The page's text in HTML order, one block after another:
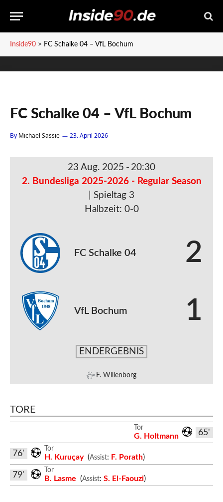
Inside90 > FC Schalke 04 – VfL Bochum
FC Schalke 04 – VfL Bochum
By Michael Sassie 23. April 2026
23 Aug. 2025 - 20:30
2. Bundesliga 2025-2026 - Regular Season
| Spieltag 3
Halbzeit: 0-0
FC Schalke 04 2
VfL Bochum 1
ENDERGEBNIS
F. Willenborg
TORE
65'
Tor
G. Holtmann
Tor
H. Kuruçay (Assist: F. Porath)
76'
Tor
B. Lasme (Assist: S. El-Faouzi)
79'